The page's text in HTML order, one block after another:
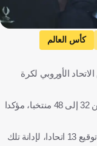
كأس العالم
تونس
الاتحاد الأوروبي لكرة
من 32 إلى 48 منتخبا، مؤكدا
وعبر مواقعها الرسمية، تم نشر بيان رسمي، حمل توقيع 13 اتحادا، لإدانة تلك